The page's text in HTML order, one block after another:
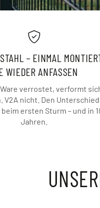
– EINMAL
WIEDER ANFASSEN
verrostet, verformt
V2A nicht. Den Unterschied
ersten Sturm – und in
Jahren.